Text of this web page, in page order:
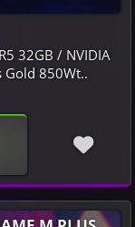
32GB / NVIDIA
Gold 850Wt..